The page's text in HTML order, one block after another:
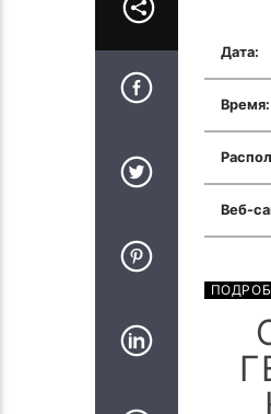
Дата:
Время:
Веб-